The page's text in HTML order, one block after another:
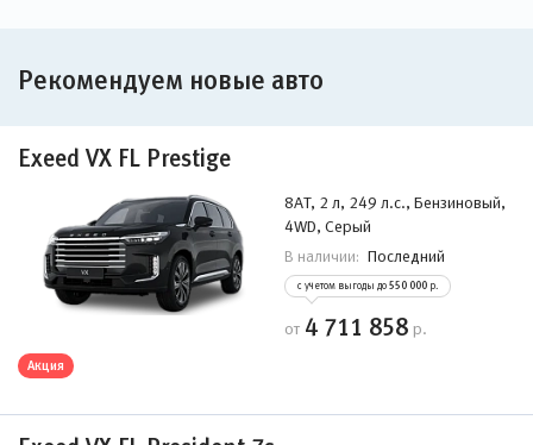
Рекомендуем новые авто
Exeed VX FL Prestige
8AT, 2 л, 249 л.с., Бензиновый,
4WD, Серый
В наличии: Последний
с учетом выгоды до 550 000 р.
от 4 711 858 р.
Акция